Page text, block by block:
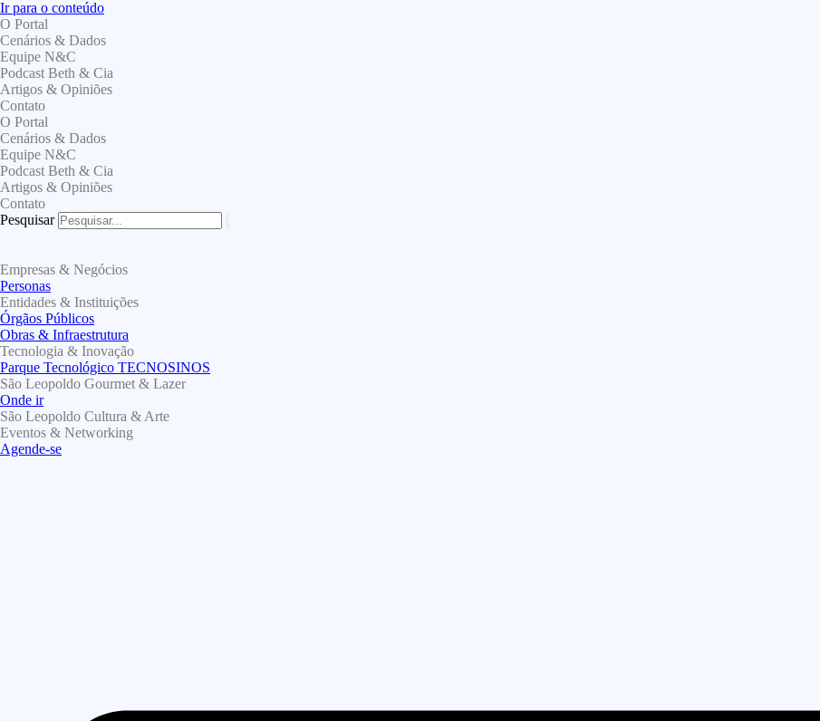
Ir para o conteúdo
O Portal
Cenários & Dados
Equipe N&C
Podcast Beth & Cia
Artigos & Opiniões
Contato
O Portal
Cenários & Dados
Equipe N&C
Podcast Beth & Cia
Artigos & Opiniões
Contato
Pesquisar
Empresas & Negócios
Personas
Entidades & Instituições
Órgãos Públicos
Obras & Infraestrutura
Tecnologia & Inovação
Parque Tecnológico TECNOSINOS
São Leopoldo Gourmet & Lazer
Onde ir
São Leopoldo Cultura & Arte
Eventos & Networking
Agende-se